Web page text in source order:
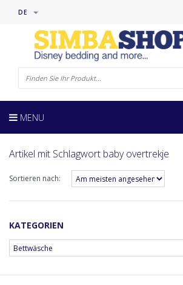
DE
MENU
Artikel mit Schlagwort baby overtrekje
Sortieren nach:
KATEGORIEN